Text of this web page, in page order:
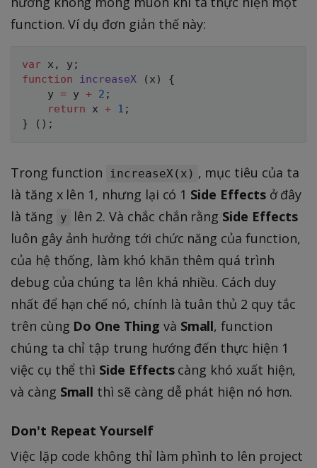
function. Ví dụ đơn giản thế này:
var x , y;
function
increaseX ( x )
{
	y
= y + 2 ;
return x + 1 ;
}
( ) ;
Trong function increaseX(x) , mục tiêu của ta
là tăng x lên 1, nhưng lại có 1 Side Effectsở đây
là tăng
y lên 2. Và chắc chắn rằng Side Effects
luôn gây ảnh hưởng tới chức năng của function,
của hệ thống, làm khó khăn thêm quá trình
debug của chúng ta lên khá nhiều. Cách duy
nhất để hạn chế nó, chính là tuân thủ 2 quy tắc
trên cùng Do One Thing và Small, function
chúng ta chỉ tập trung hướng đến thực hiện 1
việc cụ thể thì Side Effectscàng khó xuất hiện,
và càng Small thì sẽ càng dễ phát hiện nó hơn.
Don't Repeat Yourself
Việc lặp code không thỉ làm phình to lên project